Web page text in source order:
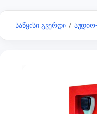
საწყისი გვერდი /